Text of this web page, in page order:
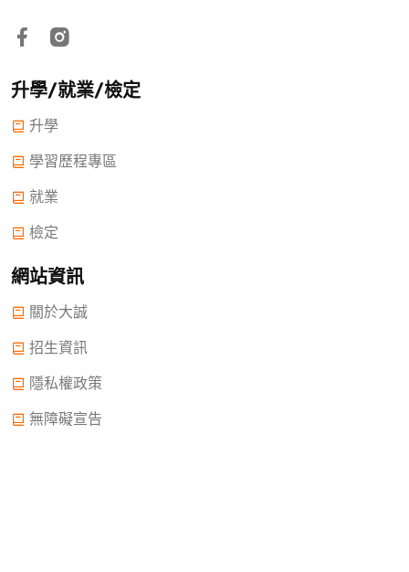
升學/就業/檢定
升學
學習歷程專區
就業
檢定
網站資訊
關於大誠
招生資訊
隱私權政策
無障礙宣告